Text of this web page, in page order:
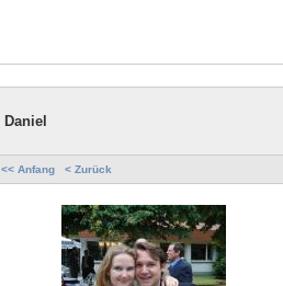
Daniel
<< Anfang < Zurück